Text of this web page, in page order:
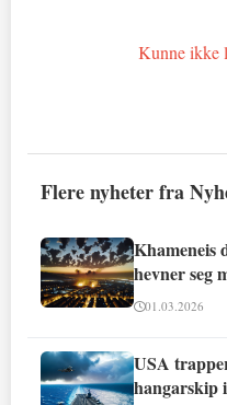
Kunne ikke
Flere nyheter fra
Khameneis
hevner seg
01.03.2026
USA
hangarskip